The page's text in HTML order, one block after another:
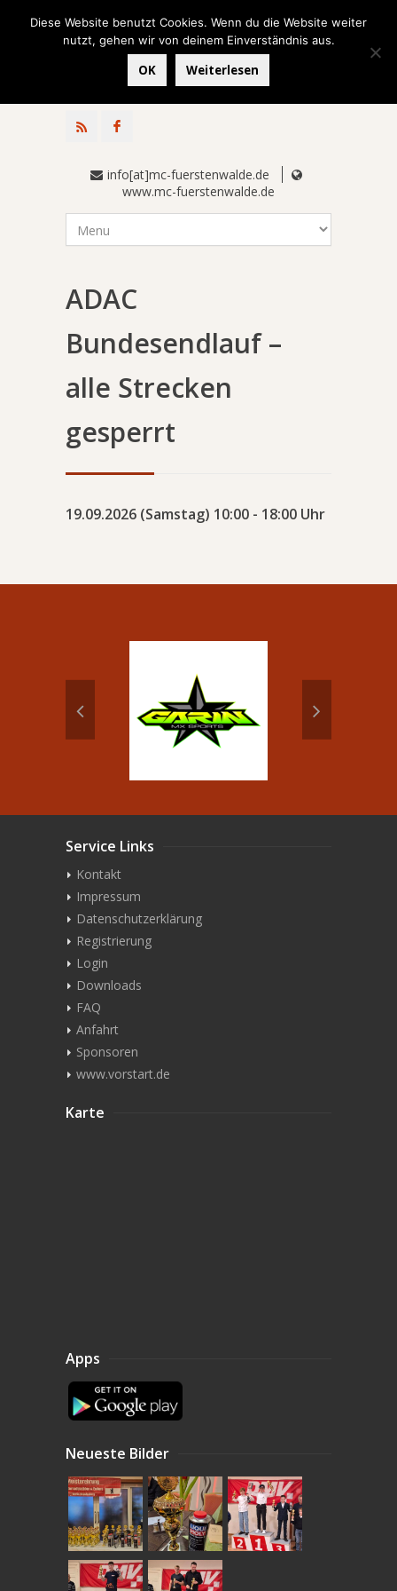
info[at]mc-fuerstenwalde.de
www.mc-fuerstenwalde.de
ADAC
Bundesendlauf –
alle Strecken
gesperrt
19.09.2026 (Samstag) 10:00 - 18:00 Uhr
Service Links
Kontakt
Impressum
Datenschutzerklärung
Registrierung
Login
Downloads
FAQ
Anfahrt
Sponsoren
www.vorstart.de
Karte
Apps
Neueste Bilder
Diese Website benutzt Cookies. Wenn du die Website weiter
nutzt, gehen wir von deinem Einverständnis aus.
OK Weiterlesen